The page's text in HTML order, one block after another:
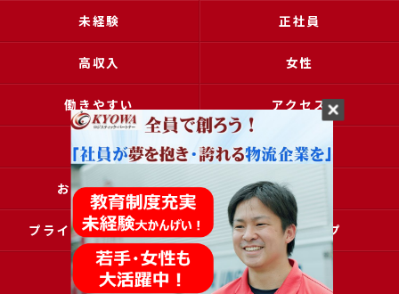
未経験 正社員
高収入 女性
働きやすい アクセス
ブログ コラム
お問い合わせ 採用申込
プライバシーポリシー サイトマップ